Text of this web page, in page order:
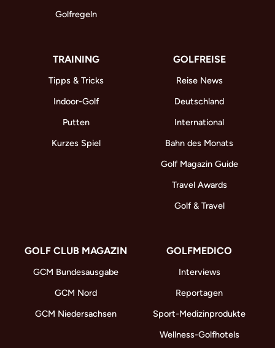
Golfregeln
TRAINING
Tipps & Tricks
Indoor-Golf
Putten
Kurzes Spiel
GOLFREISE
Reise News
Deutschland
International
Bahn des Monats
Golf Magazin Guide
Travel Awards
Golf & Travel
GOLF CLUB MAGAZIN
GCM Bundesausgabe
GCM Nord
GCM Niedersachsen
GOLFMEDICO
Interviews
Reportagen
Sport-Medizinprodukte
Wellness-Golfhotels